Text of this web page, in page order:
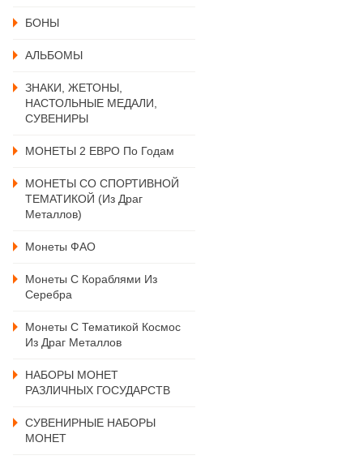
БОНЫ
АЛЬБОМЫ
ЗНАКИ, ЖЕТОНЫ,
НАСТОЛЬНЫЕ МЕДАЛИ,
СУВЕНИРЫ
МОНЕТЫ 2 ЕВРО По Годам
МОНЕТЫ СО СПОРТИВНОЙ
ТЕМАТИКОЙ (из Драг
Металлов)
Монеты ФАО
Монеты С Кораблями Из
Серебра
Монеты С Тематикой Космос
Из Драг Металлов
НАБОРЫ МОНЕТ
РАЗЛИЧНЫХ ГОСУДАРСТВ
СУВЕНИРНЫЕ НАБОРЫ
МОНЕТ